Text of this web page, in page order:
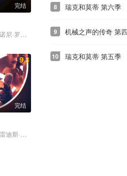
完结
尼·罗斯 加里·安东尼·威廉斯 帕特里夏·
9.3
完结
迪斯·萨拉格尔 詹森·艾萨克 莱亚·吉斯
8 瑞克和莫蒂 第六季
9 机械之声的传奇 第
10 瑞克和莫蒂 第五季